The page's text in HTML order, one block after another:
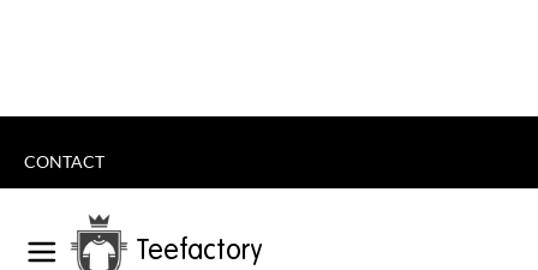
CONTACT
Teefactory